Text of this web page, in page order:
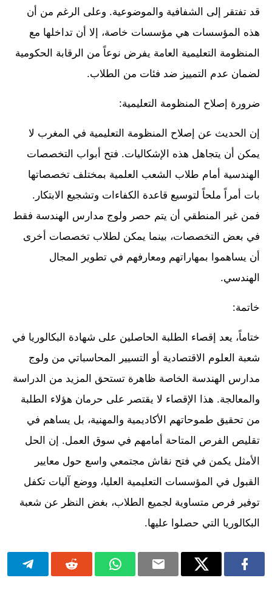
قد تفتقر إلى الشفافية والموضوعية. وعلى الرغم من أن
هذه المؤسسات هي مؤسسات خاصة، إلا أن تداخلها مع
المنظومة التعليمية العامة يفرض نوعاً من الرقابة الحكومية
لضمان عدم التمييز ضد فئات من الطلاب.
ضرورة إصلاح المنظومة التعليمية:
إن الحديث عن إصلاح المنظومة التعليمية في المغرب لا
يمكن أن يتجاهل هذه الإشكاليات. فتح أبواب التخصصات
الهندسية أمام طلاب الشعب العلمية بمختلف تخصصاتها
بات أمراً ملحاً لتوسيع قاعدة الكفاءات وتشجيع الابتكار.
فمن غير المنطقي أن يتم حصر ولوج مدارس الهندسة فقط
في بعض التخصصات، بينما يمكن لطلاب تخصصات أخرى
أن يساهموا بمهاراتهم ومعارفهم في تطوير المجال
الهندسي.
خاتمة:
ختاماً، يعد إقصاء الطلبة الحاصلين على شهادة البكالوريا في
شعبة العلوم الاقتصادية أو التسيير المحاسباتي من ولوج
مدارس الهندسة الخاصة ظاهرة تستحق المزيد من الدراسة
والمعالجة. هذا الإقصاء لا يقتصر على حرمان هؤلاء الطلبة
من تحقيق طموحاتهم الأكاديمية والمهنية، بل يساهم في
تقليص الفرص المتاحة أمامهم في سوق العمل. إن الحل
الأمثل يكمن في فتح نقاش مجتمعي واسع حول معايير
القبول في المؤسسات التعليمية العليا، ووضع آليات تكفل
توفير فرص متساوية لجميع الطلاب، بغض النظر عن شعبة
البكالوريا التي حصلوا عليها.